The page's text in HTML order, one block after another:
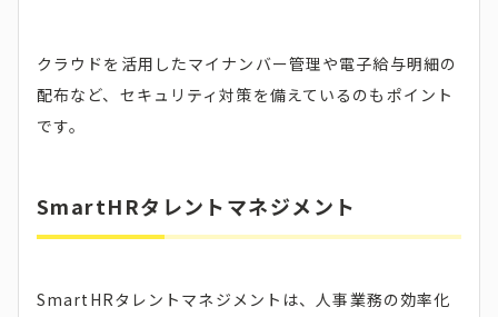
クラウドを活用したマイナンバー管理や電子給与明細の
配布など、セキュリティ対策を備えているのもポイント
です。
SmartHRタレントマネジメント
SmartHRタレントマネジメントは、人事業務の効率化